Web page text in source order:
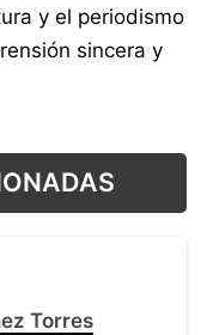
y el periodismo
sincera y
Torres